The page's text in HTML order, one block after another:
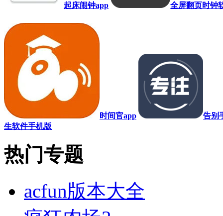
起床闹钟app 全屏翻页时钟
时间官app
告别
生软件手机版
热门专题
acfun版本大全